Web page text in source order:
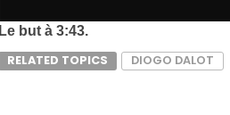
Le but à 3:43.
RELATED TOPICS
DIOGO DALOT